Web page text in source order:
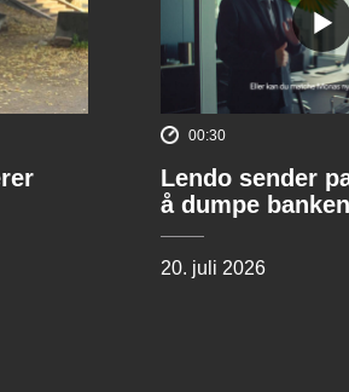
00:30
Lendo sender
å dumpe banken
20. juli 2026